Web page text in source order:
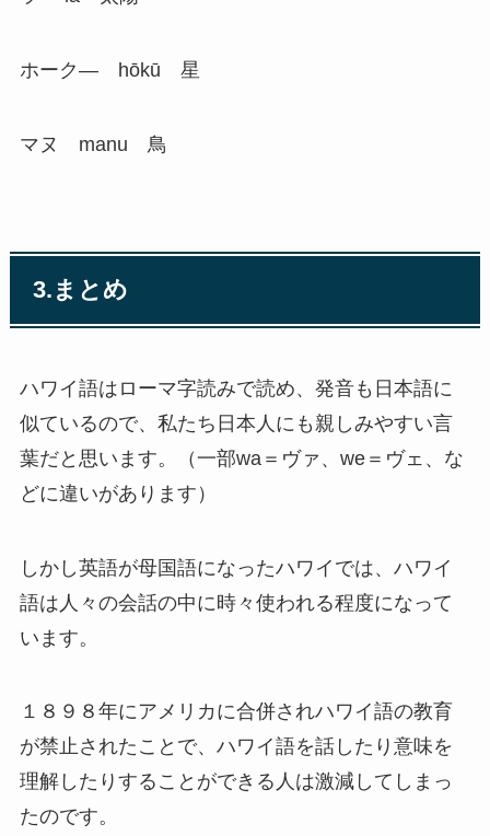
ホーク― hōkū 星
マヌ manu 鳥
3.まとめ
ハワイ語はローマ字読みで読め、発音も日本語に
似ているので、私たち日本人にも親しみやすい言
葉だと思います。（一部wa＝ヴァ、we＝ヴェ、な
どに違いがあります）
しかし英語が母国語になったハワイでは、ハワイ
語は人々の会話の中に時々使われる程度になって
います。
１８９８年にアメリカに合併されハワイ語の教育
が禁止されたことで、ハワイ語を話したり意味を
理解したりすることができる人は激減してしまっ
たのです。